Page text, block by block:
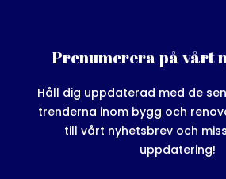
Prenumerera på vårt
Håll dig uppdaterad med de
trenderna inom bygg och
till vårt nyhetsbrev och
uppdatering!